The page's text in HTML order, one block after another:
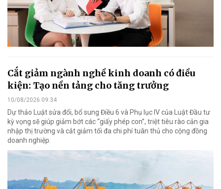
Cắt giảm ngành nghề kinh doanh có điều
kiện: Tạo nền tảng cho tăng trưởng
10/08/2026 09:34
Dự thảo Luật sửa đổi, bổ sung Điều 6 và Phụ lục IV của Luật Đầu tư
kỳ vọng sẽ giúp giảm bớt các “giấy phép con”, triệt tiêu rào cản gia
nhập thị trường và cắt giảm tối đa chi phí tuân thủ cho cộng đồng
doanh nghiệp.